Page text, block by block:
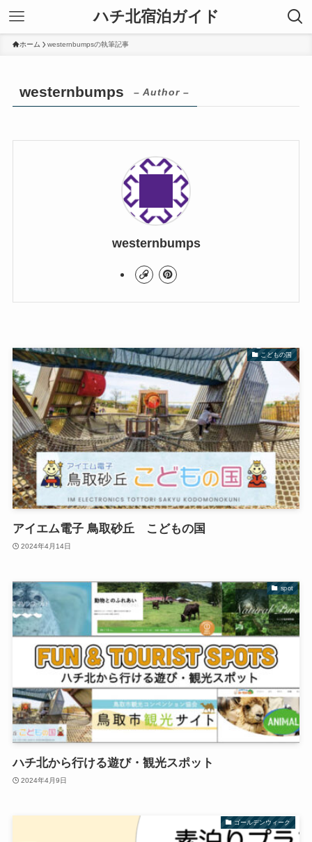
ハチ北宿泊ガイド
ホーム westernbumpsの執筆記事
westernbumps – Author –
westernbumps
こどもの国
アイエム電子 鳥取砂丘 こどもの国
2024年4月14日
spot
ハチ北から行ける遊び・観光スポット
2024年4月9日
ゴールデンウィーク